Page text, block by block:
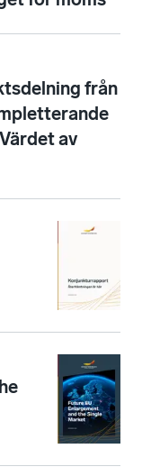
från
av